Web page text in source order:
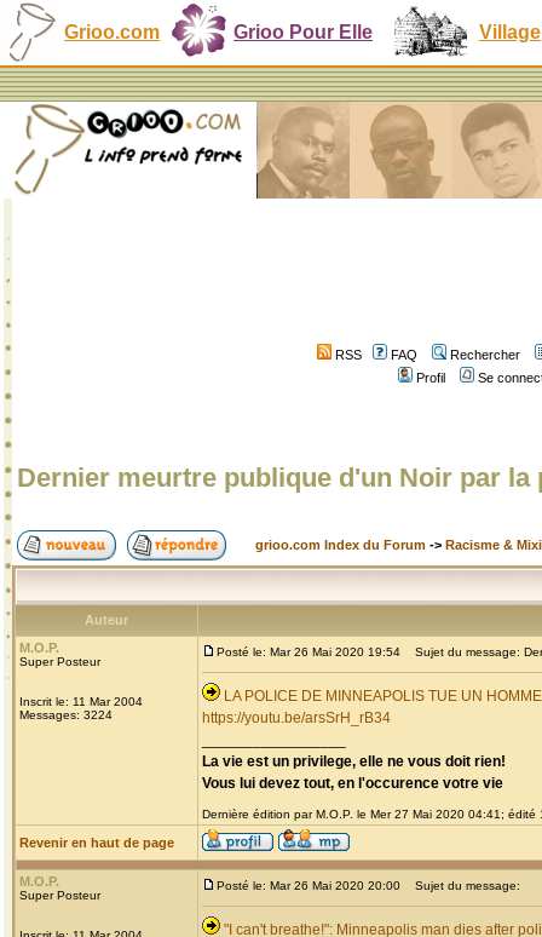
Grioo.com Grioo Pour Elle Village
RSS FAQ
Rechercher
Profil
Se
Dernier meurtre publique d'un Noir par la
grioo.com Index du Forum -> Racisme &
Auteur
M.O.P.
Super Posteur
Inscrit le: 11 Mar 2004
Messages: 3224
Posté le: Mar 26 Mai 2020 19:54 Sujet du message:
LA POLICE DE MINNEAPOLIS TUE UN
https://youtu.be/arsSrH_rB34
La vie est un privilege, elle ne vous doit rien!
Vous lui devez tout, en l'occurence votre vie
Dernière édition par M.O.P. le Mer 27 Mai 2020 04:41; édité
Revenir en haut de page
M.O.P.
Super Posteur
Posté le: Mar 26 Mai 2020 20:00 Sujet du message:
"I can't breathe!": Minneapolis man dies after